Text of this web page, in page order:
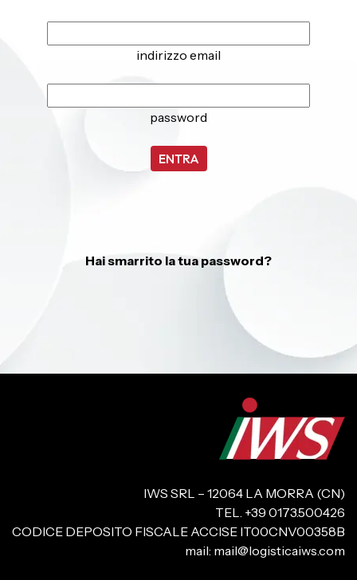
indirizzo email
password
ENTRA
Hai smarrito la tua password?
IWS SRL – 12064 LA MORRA (CN)
TEL. +39 0173.500426
CODICE DEPOSITO FISCALE ACCISE IT00CNV00358B
mail: mail@logisticaiws.com